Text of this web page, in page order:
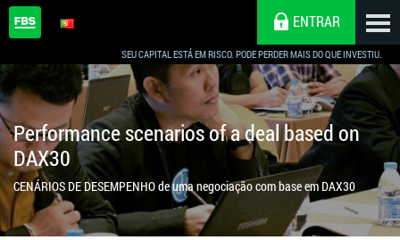
SEU CAPITAL ESTÁ EM RISCO. PODE PERDER MAIS DO QUE INVESTIU.
ENTRAR
Performance scenarios of a deal based on
DAX30
CENÁRIOS DE DESEMPENHO de uma negociação com base em DAX30